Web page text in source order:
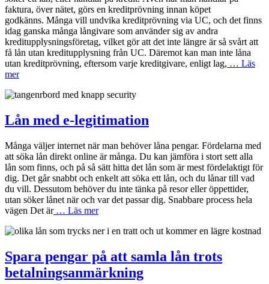
faktura, över nätet, görs en kreditprövning innan köpet
godkänns. Många vill undvika kreditprövning via UC, och det finns
idag ganska många långivare som använder sig av andra
kreditupplysningsföretag, vilket gör att det inte längre är så svårt att
få lån utan kreditupplysning från UC. Däremot kan man inte låna
utan kreditprövning, eftersom varje kreditgivare, enligt lag, … Läs
mer
Lån med e-legitimation
Många väljer internet när man behöver låna pengar. Fördelarna med
att söka lån direkt online är många. Du kan jämföra i stort sett alla
lån som finns, och på så sätt hitta det lån som är mest fördelaktigt för
dig. Det går snabbt och enkelt att söka ett lån, och du lånar till vad
du vill. Dessutom behöver du inte tänka på resor eller öppettider,
utan söker lånet när och var det passar dig. Snabbare process hela
vägen Det är… Läs mer
Spara pengar på att samla lån trots
betalningsanmärkning